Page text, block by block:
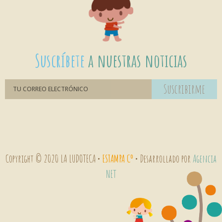
Suscríbetea nuestras noticias
Suscribirme
Copyright © 2020 LA LUDOTECA • ESTAMPA Cº • Desarrollado porAgencia
NET